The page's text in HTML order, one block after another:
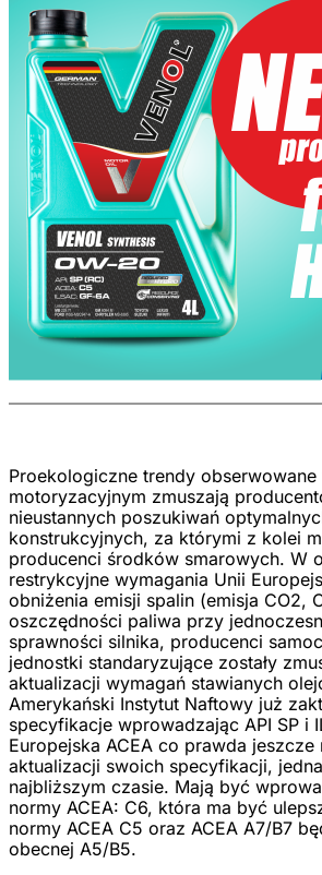
Proekologiczne trendy
motoryzacyjnym zmuszają
nieustannych poszukiwań
konstrukcyjnych, za którymi z kolei
producenci środków smarowych. W
restrykcyjne wymagania Unii
obniżenia emisji spalin (emisja CO2,
oszczędności paliwa przy
sprawności silnika, producenci
jednostki standaryzujące zostały
aktualizacji wymagań stawianych
Amerykański Instytut Naftowy już
specyfikacje wprowadzając API SP i
Europejska ACEA co prawda jeszcze
aktualizacji swoich specyfikacji,
najbliższym czasie. Mają być
normy ACEA: C6, która ma być
normy ACEA C5 oraz ACEA A7/B7
obecnej A5/B5.